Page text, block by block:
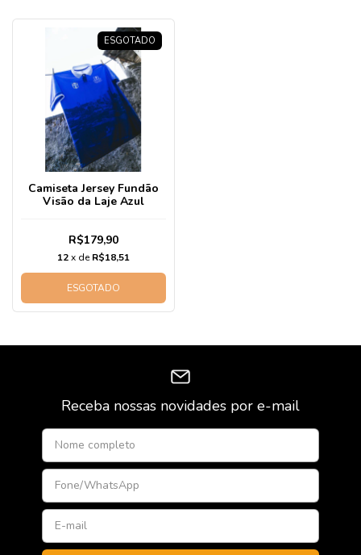
ESGOTADO
Camiseta Jersey Fundão
Visão da Laje Azul
R$179,90
12 x deR$18,51
ESGOTADO
Receba nossas novidades por e-mail